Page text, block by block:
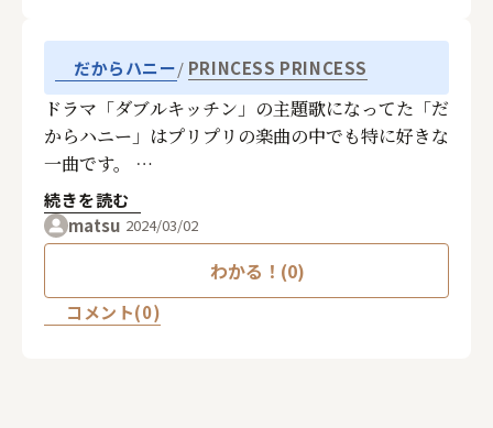
だからハニー PRINCESS PRINCESS
ドラマ「ダブルキッチン」の主題歌になってた「だ
からハニー」はプリプリの楽曲の中でも特に好きな
一曲です。
だからハニーを聞くと何だか今日も一日頑張ろうと
いう気持ちになれます。
続きを読む
matsu 2024/03/02
わかる！(0)
コメント(0)